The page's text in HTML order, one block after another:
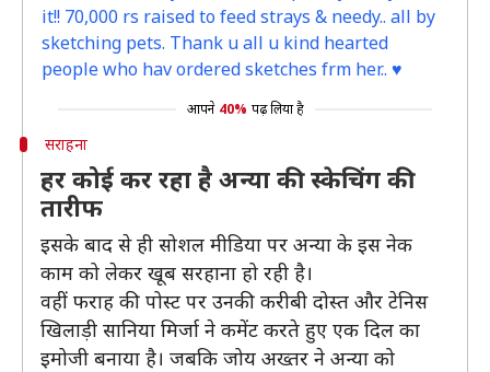
it!! 70,000 rs raised to feed strays & needy.. all by
sketching pets. Thank u all u kind hearted
people who hav ordered sketches frm her.. ♥️
आपने 40% पढ़ लिया है
सराहना
हर कोई कर रहा है अन्या की स्केचिंग की
तारीफ
इसके बाद से ही सोशल मीडिया पर अन्या के इस नेक
काम को लेकर खूब सरहाना हो रही है।
वहीं फराह की पोस्ट पर उनकी करीबी दोस्त और टेनिस
खिलाड़ी सानिया मिर्जा ने कमेंट करते हुए एक दिल का
इमोजी बनाया है। जबकि जोय अख्तर ने अन्या को